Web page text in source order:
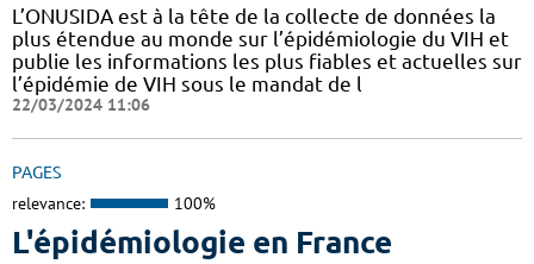
L’ONUSIDA est à la tête de la collecte de données la
plus étendue au monde sur l’épidémiologie du VIH et
publie les informations les plus fiables et actuelles sur
l’épidémie de VIH sous le mandat de l
22/03/2024 11:06
PAGES
relevance: 100%
L'épidémiologie en France